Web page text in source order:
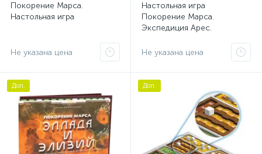
Покорение Марса.
Настольная игра
Не указана цена
Настольная игра
Покорение Марса.
Экспедиция Арес.
Не указана цена
Доп. Доп.